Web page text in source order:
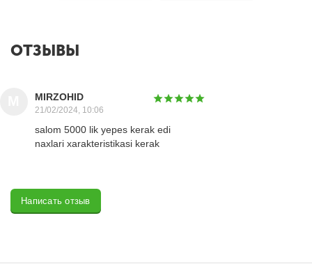
ОТЗЫВЫ
MIRZOHID
21/02/2024, 10:06
salom 5000 lik yepes kerak edi
naxlari xarakteristikasi kerak
Написать отзыв